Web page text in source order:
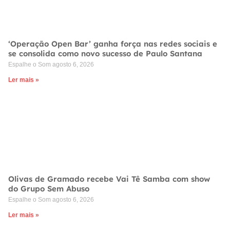
‘Operação Open Bar’ ganha força nas redes sociais e
se consolida como novo sucesso de Paulo Santana
Espalhe o Som agosto 6, 2026
Ler mais »
Olivas de Gramado recebe Vai Tê Samba com show
do Grupo Sem Abuso
Espalhe o Som agosto 6, 2026
Ler mais »